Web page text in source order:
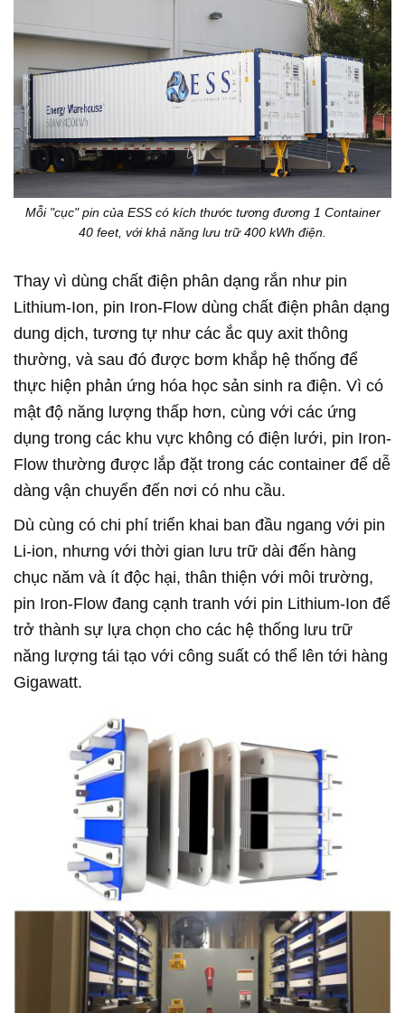
Mỗi "cục" pin của ESS có kích thước tương đương 1 Container
40 feet, với khả năng lưu trữ 400 kWh điện.
Thay vì dùng chất điện phân dạng rắn như pin
Lithium-Ion, pin Iron-Flow dùng chất điện phân dạng
dung dịch, tương tự như các ắc quy axit thông
thường, và sau đó được bơm khắp hệ thống để
thực hiện phản ứng hóa học sản sinh ra điện. Vì có
mật độ năng lượng thấp hơn, cùng với các ứng
dụng trong các khu vực không có điện lưới, pin Iron-
Flow thường được lắp đặt trong các container để dễ
dàng vận chuyển đến nơi có nhu cầu.
Dù cùng có chi phí triển khai ban đầu ngang với pin
Li-ion, nhưng với thời gian lưu trữ dài đến hàng
chục năm và ít độc hại, thân thiện với môi trường,
pin Iron-Flow đang cạnh tranh với pin Lithium-Ion để
trở thành sự lựa chọn cho các hệ thống lưu trữ
năng lượng tái tạo với công suất có thể lên tới hàng
Gigawatt.